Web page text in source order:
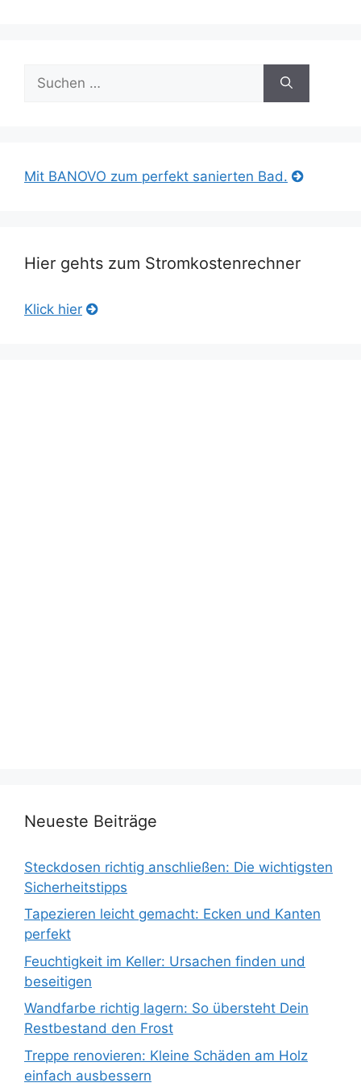
nach:
Mit BANOVO zum perfekt sanierten Bad.
Hier gehts zum Stromkostenrechner
Klick hier
Neueste Beiträge
Steckdosen richtig anschließen: Die wichtigsten
Sicherheitstipps
Tapezieren leicht gemacht: Ecken und Kanten
perfekt
Feuchtigkeit im Keller: Ursachen finden und
beseitigen
Wandfarbe richtig lagern: So übersteht Dein
Restbestand den Frost
Treppe renovieren: Kleine Schäden am Holz
einfach ausbessern